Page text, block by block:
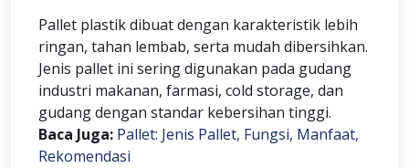
Pallet plastik dibuat dengan karakteristik lebih
ringan, tahan lembab, serta mudah dibersihkan.
Jenis pallet ini sering digunakan pada gudang
industri makanan, farmasi, cold storage, dan
gudang dengan standar kebersihan tinggi.
Baca Juga: Pallet: Jenis Pallet, Fungsi, Manfaat,
Rekomendasi